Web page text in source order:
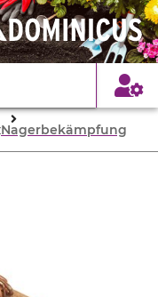
Nagerbekämpfung